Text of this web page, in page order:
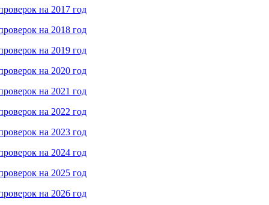
на 2017 год
на 2018 год
на 2019 год
на 2020 год
на 2021 год
на 2022 год
на 2023 год
на 2024 год
на 2025 год
на 2026 год